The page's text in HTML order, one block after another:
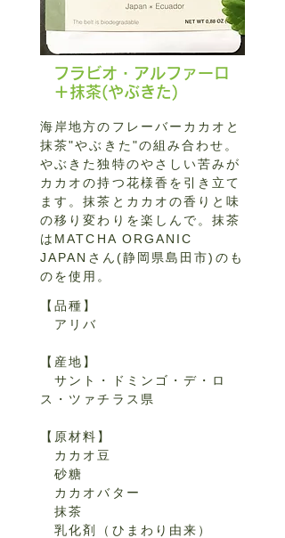
​フラビオ・アルファーロ
＋抹茶(やぶきた)
海岸地方のフレーバーカカオと
抹茶"やぶきた"の組み合わせ。
やぶきた独特のやさしい苦みが
カカオの持つ花様香を引き立て
ます。抹茶とカカオの香りと味
の移り変わりを楽しんで。抹茶
はMATCHA ORGANIC
JAPANさん(静岡県島田市)のも
のを使用。
【品種】
アリバ
【産地】
サント・ドミンゴ・デ・ロ
ス・ツァチラス県
【原材料】
カカオ豆
砂糖
カカオバター
​ 抹茶
乳化剤（ひまわり由来）